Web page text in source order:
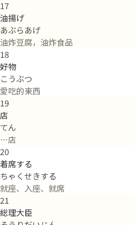
17
油揚げ
あぶらあげ
油炸豆腐，油炸食品
18
好物
こうぶつ
愛吃的東西
19
店
てん
…店
20
着席する
ちゃくせきする
就座、入座、就席
21
総理大臣